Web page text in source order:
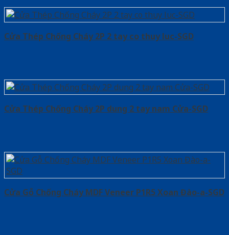
Cửa Thép Chống Cháy 2P 2 tay co thuy luc-SGD
Cửa Thép Chống Cháy 2P dung 2 tay nam Cửa-SGD
Cửa Gỗ Chống Cháy MDF Veneer P1R5 Xoan Đào-a-SGD